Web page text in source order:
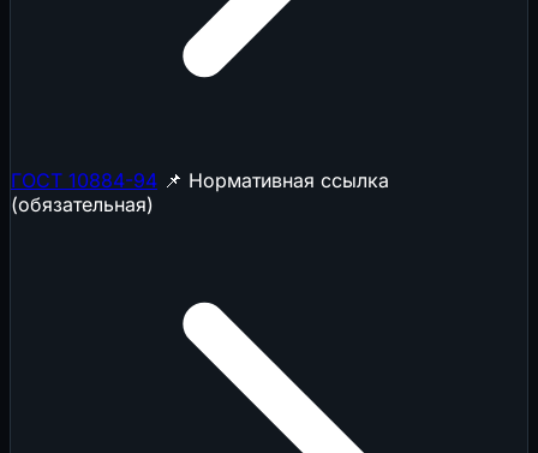
ГОСТ 10884-94 📌 Нормативная ссылка
(обязательная)